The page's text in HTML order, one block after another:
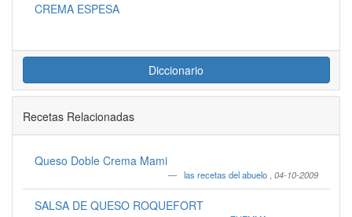
CREMA ESPESA
Diccionario
Recetas Relacionadas
Queso Doble Crema Mami
las recetas del abuelo 04-10-2009
SALSA DE QUESO ROQUEFORT